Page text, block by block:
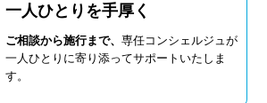
一人ひとりを手厚く
ご相談から施行まで、専任コンシェルジュが
一人ひとりに寄り添ってサポートいたしま
す。